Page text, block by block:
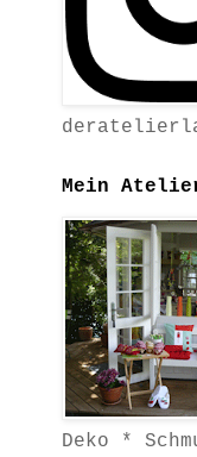
Mein
Deko *